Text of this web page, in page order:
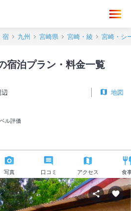
宿 九州 宮崎県 宮崎・綾 宮崎・シ
宿泊プラン・料金一覧
地図
ル評価
写真 口コミ アクセス 食